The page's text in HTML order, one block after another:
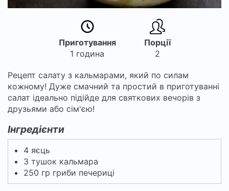
Приготування
1 година
Порції
2
Рецепт салату з кальмарами, який по силам
кожному! Дуже смачний та простий в приготуванні
салат ідеально підійде для святкових вечорів з
друзьями або сім'єю!
Інгредієнти
4 яєць
3 тушок кальмара
250 гр гриби печериці